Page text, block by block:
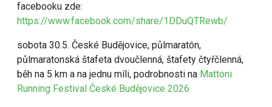
facebooku zde:
https://www.facebook.com/share/1DDuQTRewb/
sobota 30.5. České Budějovice, půlmaratón,
půlmaratonská štafeta dvoučlenná, štafety čtyřčlenná,
běh na 5 km a na jednu míli, podrobnosti na Mattoni
Running Festival České Budějovice 2026